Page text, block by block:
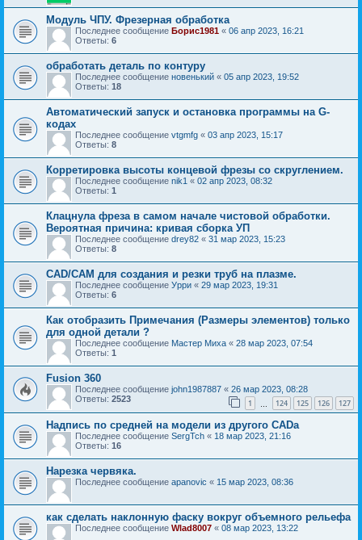
Модуль ЧПУ. Фрезерная обработка
Последнее сообщение Борис1981 « 06 апр 2023, 16:21
Ответы: 6
обработать деталь по контуру
Последнее сообщение новенький « 05 апр 2023, 19:52
Ответы: 18
Автоматический запуск и остановка программы на G-
кодах
Последнее сообщение vtgmfg « 03 апр 2023, 15:17
Ответы: 8
Корретировка высоты концевой фрезы со скруглением.
Последнее сообщение nik1 « 02 апр 2023, 08:32
Ответы: 1
Клацнула фреза в самом начале чистовой обработки.
Вероятная причина: кривая сборка УП
Последнее сообщение drey82 « 31 мар 2023, 15:23
Ответы: 8
САD/САМ для создания и резки труб на плазме.
Последнее сообщение Урри « 29 мар 2023, 19:31
Ответы: 6
Как отобразить Примечания (Размеры элементов) только
для одной детали ?
Последнее сообщение Мастер Миха « 28 мар 2023, 07:54
Ответы: 1
Fusion 360
Последнее сообщение john1987887 « 26 мар 2023, 08:28
Ответы: 2523 1 124 125 126 127
Надпись по средней на модели из другого CADа
Последнее сообщение SergTch « 18 мар 2023, 21:16
Ответы: 16
Нарезка червяка.
Последнее сообщение apanovic « 15 мар 2023, 08:36
как сделать наклонную фаску вокруг объемного рельефа
Последнее сообщение Wlad8007 « 08 мар 2023, 13:22